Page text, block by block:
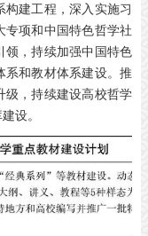
建工程，深入实施习
专项和中国特色哲学社
领，持续加强中国特色
系和教材体系建设。推
级，持续建设高校哲学
设。